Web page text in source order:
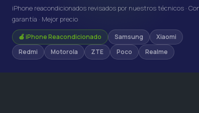
iPhone reacondicionados revisados por nuestros técnicos ·
garantía · Mejor precio
🍎 iPhone Reacondicionado Samsung
Xiaomi
Redmi
Motorola ZTE Poco Realme